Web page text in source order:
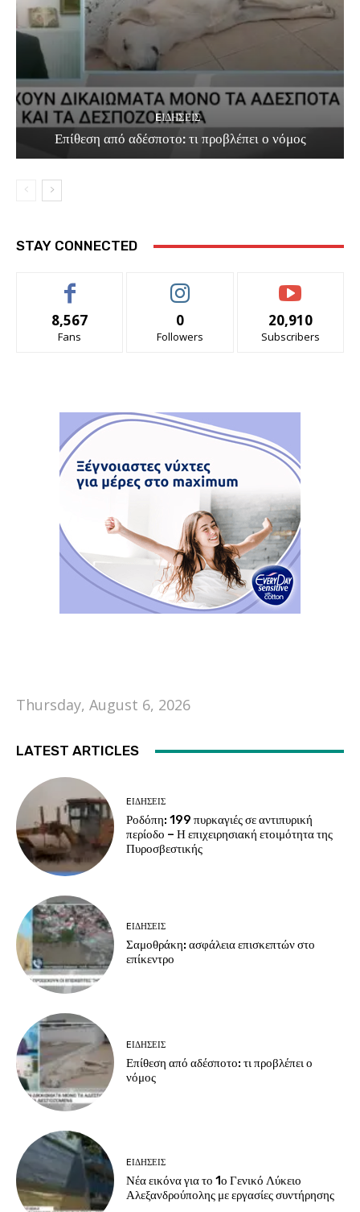
EΙΔΗΣΕΙΣ
Επίθεση από αδέσποτο: τι προβλέπει ο νόμος
STAY CONNECTED
8,567
Fans
0
Followers
20,910
Subscribers
Thursday, August 6, 2026
LATEST ARTICLES
EΙΔΗΣΕΙΣ
Ροδόπη: 199 πυρκαγιές σε αντιπυρική
περίοδο – Η επιχειρησιακή ετοιμότητα της
Πυροσβεστικής
EΙΔΗΣΕΙΣ
Σαμοθράκη: ασφάλεια επισκεπτών στο
επίκεντρο
EΙΔΗΣΕΙΣ
Επίθεση από αδέσποτο: τι προβλέπει ο
νόμος
EΙΔΗΣΕΙΣ
Νέα εικόνα για το 1ο Γενικό Λύκειο
Αλεξανδρούπολης με εργασίες συντήρησης